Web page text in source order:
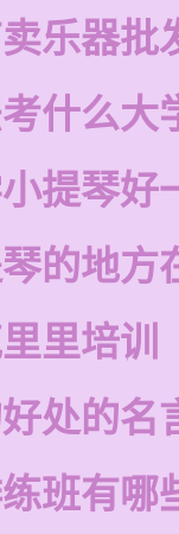
乐器批
什么大
提琴好
的地方
里培训
处的名
班有哪